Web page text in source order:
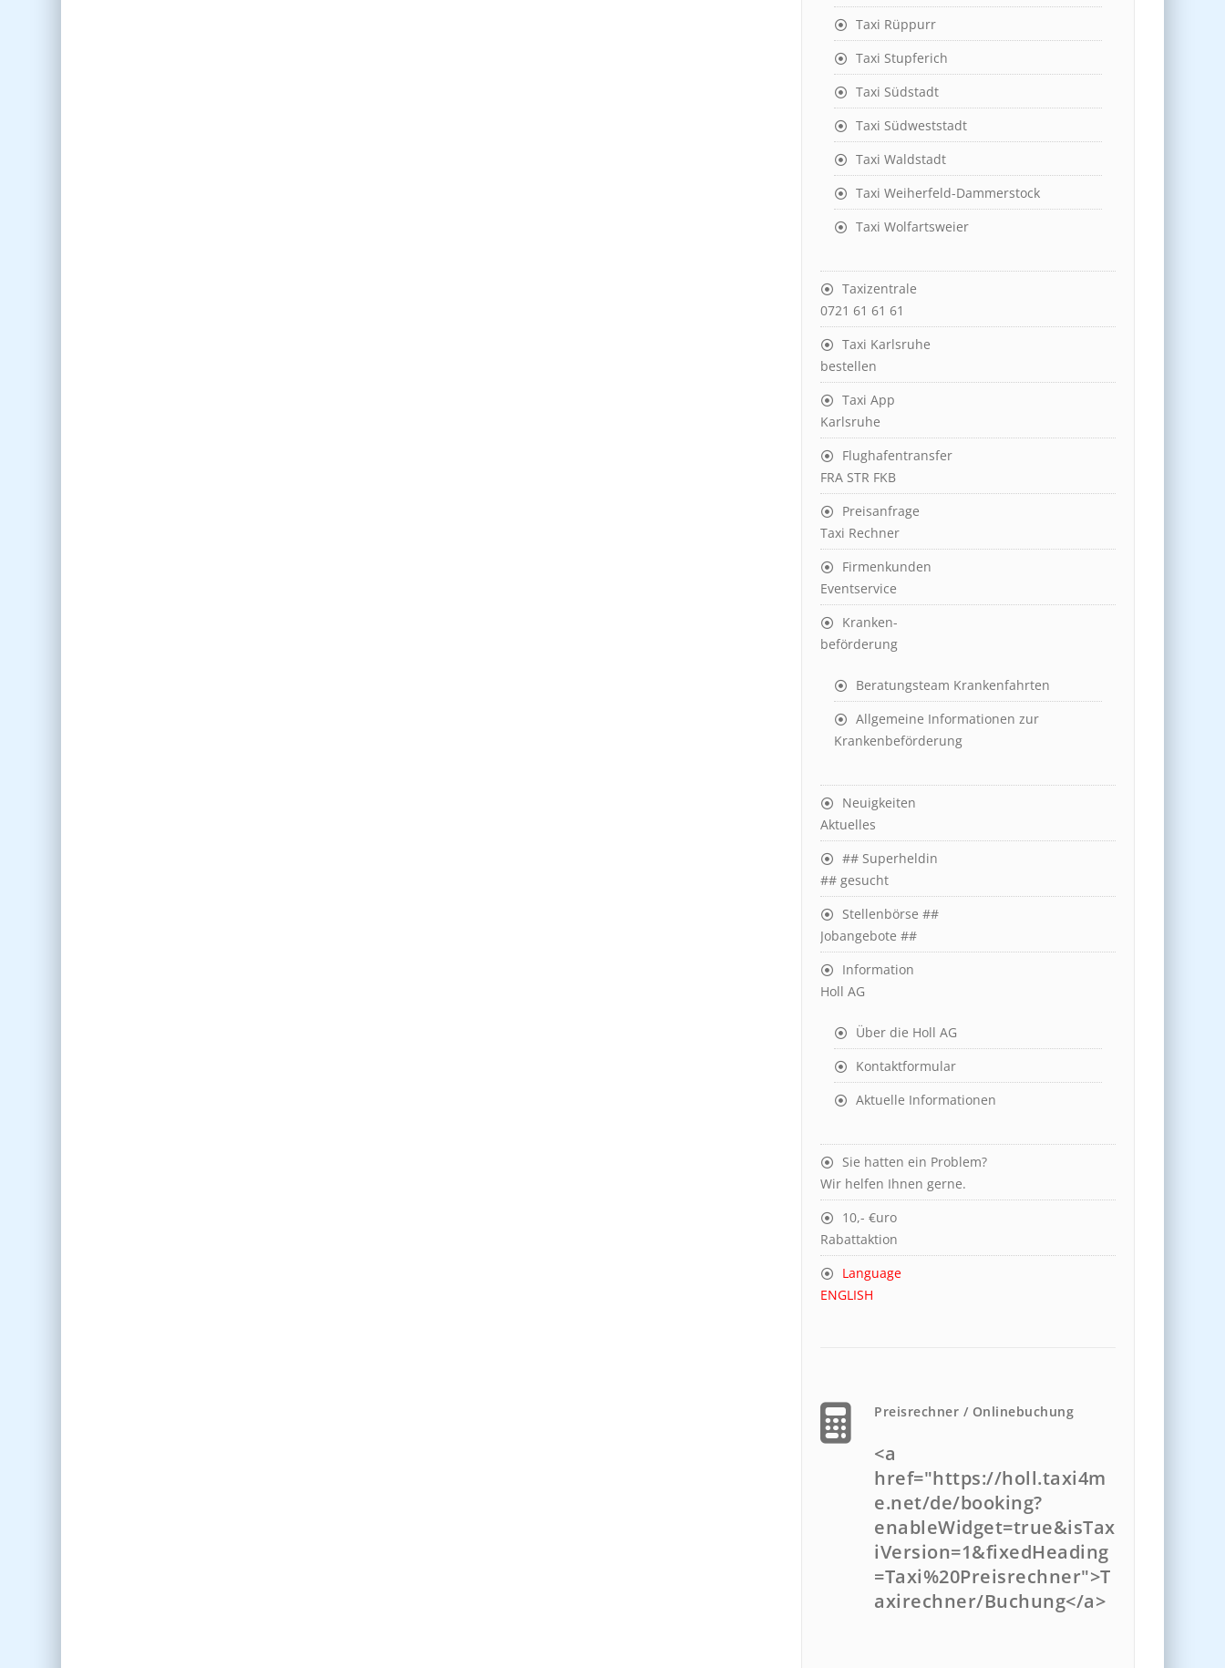
Taxi Rüppurr
Taxi Stupferich
Taxi Südstadt
Taxi Südweststadt
Taxi Waldstadt
Taxi Weiherfeld-Dammerstock
Taxi Wolfartsweier
Taxizentrale
0721 61 61 61
Taxi Karlsruhe
bestellen
Taxi App
Karlsruhe
Flughafentransfer
FRA STR FKB
Preisanfrage
Taxi Rechner
Firmenkunden
Eventservice
Kranken-
beförderung
Beratungsteam Krankenfahrten
Allgemeine Informationen zur
Krankenbeförderung
Neuigkeiten
Aktuelles
## Superheldin
## gesucht
Stellenbörse ##
Jobangebote ##
Information
Holl AG
Über die Holl AG
Kontaktformular
Aktuelle Informationen
Sie hatten ein Problem?
Wir helfen Ihnen gerne.
10,- €uro
Rabattaktion
Language
ENGLISH
Preisrechner / Onlinebuchung
<a
href="https://holl.taxi4m
e.net/de/booking?
enableWidget=true&isTax
iVersion=1&fixedHeading
=Taxi%20Preisrechner">T
axirechner/Buchung</a>